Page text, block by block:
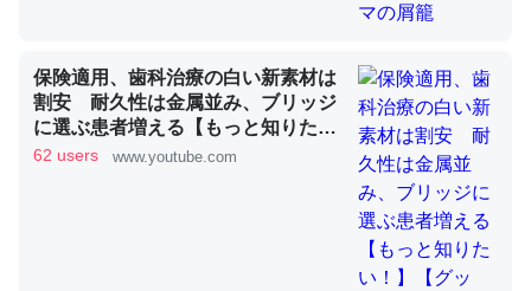
論文では「淡水はカルシウムも酸素も不足してて両方に不
利だから両方が拮抗してるのでは」とあって面白い。海に
いる鋏角類（カブトガニ・ウミグモ）はカルシウムを使わ
ずキチンを強化してる筈だが、酵素が違うのか？
─ニュース :: 【研究発表】昆虫学の大問題＝「昆虫はなぜ海にいな
保険適用、歯科治療の白い新素材は
割安 耐久性は金属並み、ブリッジ
に選ぶ患者増える【もっと知りた
い！】【グッド！モーニング】
62 users www.youtube.com